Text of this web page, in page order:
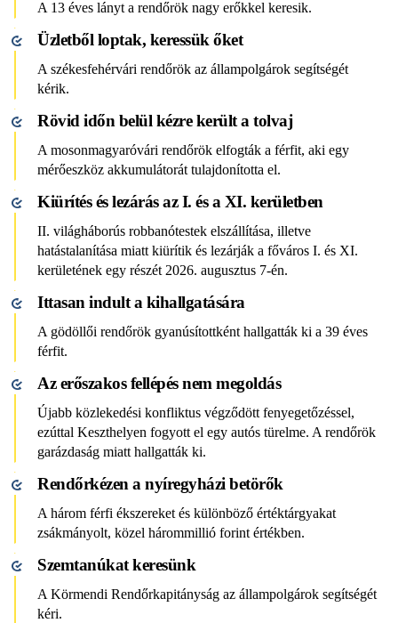
A 13 éves lányt a rendőrök nagy erőkkel keresik.
Üzletből loptak, keressük őket
A székesfehérvári rendőrök az állampolgárok segítségét
kérik.
Rövid időn belül kézre került a tolvaj
A mosonmagyaróvári rendőrök elfogták a férfit, aki egy
mérőeszköz akkumulátorát tulajdonította el.
Kiürítés és lezárás az I. és a XI. kerületben
II. világháborús robbanótestek elszállítása, illetve
hatástalanítása miatt kiürítik és lezárják a főváros I. és XI.
kerületének egy részét 2026. augusztus 7-én.
Ittasan indult a kihallgatására
A gödöllői rendőrök gyanúsítottként hallgatták ki a 39 éves
férfit.
Az erőszakos fellépés nem megoldás
Újabb közlekedési konfliktus végződött fenyegetőzéssel,
ezúttal Keszthelyen fogyott el egy autós türelme. A rendőrök
garázdaság miatt hallgatták ki.
Rendőrkézen a nyíregyházi betörők
A három férfi ékszereket és különböző értéktárgyakat
zsákmányolt, közel hárommillió forint értékben.
Szemtanúkat keresünk
A Körmendi Rendőrkapitányság az állampolgárok segítségét
kéri.